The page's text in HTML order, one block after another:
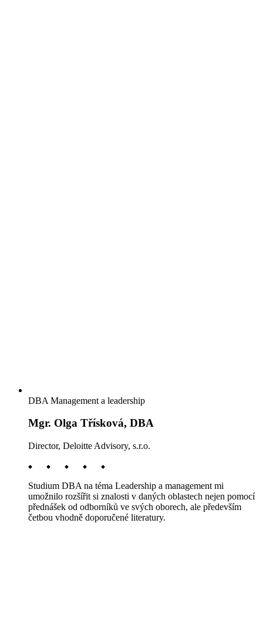
DBA Management a leadership
Mgr. Olga Třísková, DBA
Director, Deloitte Advisory, s.r.o.
Studium DBA na téma Leadership a management mi
umožnilo rozšířit si znalosti v daných oblastech nejen pomocí
přednášek od odborníků ve svých oborech, ale především
četbou vhodně doporučené literatury.